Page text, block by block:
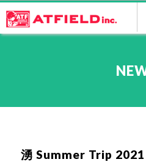
湧 Summer Trip 2021